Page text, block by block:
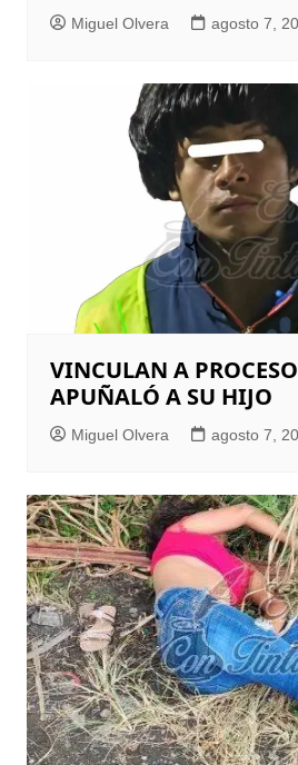
Miguel Olvera agosto 7,
VINCULAN A
APUÑALÓ A SU HIJO
Miguel Olvera agosto 7,